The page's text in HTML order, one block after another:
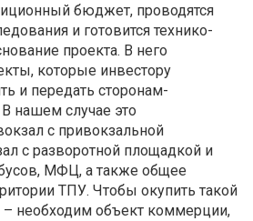
бюджет, проводятся
и готовится технико-
проекта. В него
которые инвестору
и передать сторонам-
нашем случае это
с привокзальной
с разворотной площадкой и
МФЦ, а также общее
ТПУ. Чтобы окупить такой
необходим объект коммерции,